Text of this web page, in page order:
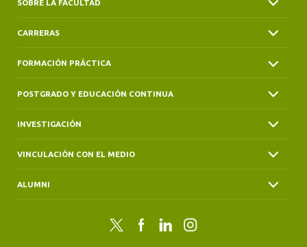
SOBRE LA FACULTAD
CARRERAS
FORMACIÓN PRÁCTICA
POSTGRADO Y EDUCACIÓN CONTINUA
INVESTIGACIÓN
VINCULACIÓN CON EL MEDIO
ALUMNI
Twitter FacebookLinkedInInstagram